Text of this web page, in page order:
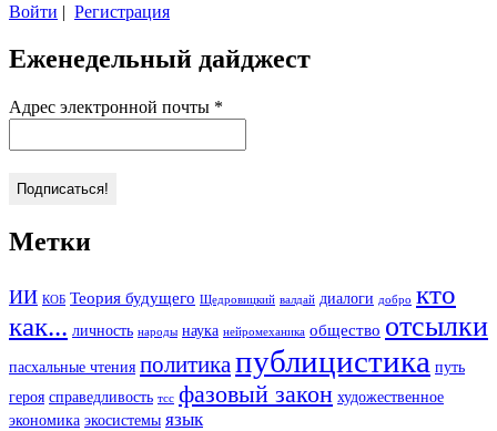
Войти | Регистрация
Еженедельный дайджест
Адрес электронной почты *
Метки
ИИ КОБ Теория будущего Щедровицкий валдай диалоги добро кто
как... личность народы наука нейромеханика общество отсылки
пасхальные чтения политика публицистика путь
героя справедливость тсс фазовый закон художественное
экономика экосистемы язык